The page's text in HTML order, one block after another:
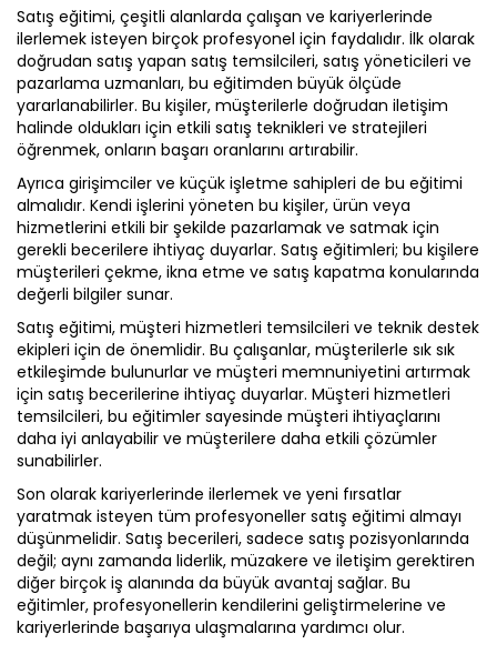
Satış eğitimi, çeşitli alanlarda çalışan ve kariyerlerinde
ilerlemek isteyen birçok profesyonel için faydalıdır. İlk olarak
doğrudan satış yapan satış temsilcileri, satış yöneticileri ve
pazarlama uzmanları, bu eğitimden büyük ölçüde
yararlanabilirler. Bu kişiler, müşterilerle doğrudan iletişim
halinde oldukları için etkili satış teknikleri ve stratejileri
öğrenmek, onların başarı oranlarını artırabilir.
Ayrıca girişimciler ve küçük işletme sahipleri de bu eğitimi
almalıdır. Kendi işlerini yöneten bu kişiler, ürün veya
hizmetlerini etkili bir şekilde pazarlamak ve satmak için
gerekli becerilere ihtiyaç duyarlar. Satış eğitimleri; bu kişilere
müşterileri çekme, ikna etme ve satış kapatma konularında
değerli bilgiler sunar.
Satış eğitimi, müşteri hizmetleri temsilcileri ve teknik destek
ekipleri için de önemlidir. Bu çalışanlar, müşterilerle sık sık
etkileşimde bulunurlar ve müşteri memnuniyetini artırmak
için satış becerilerine ihtiyaç duyarlar. Müşteri hizmetleri
temsilcileri, bu eğitimler sayesinde müşteri ihtiyaçlarını
daha iyi anlayabilir ve müşterilere daha etkili çözümler
sunabilirler.
Son olarak kariyerlerinde ilerlemek ve yeni fırsatlar
yaratmak isteyen tüm profesyoneller satış eğitimi almayı
düşünmelidir. Satış becerileri, sadece satış pozisyonlarında
değil; aynı zamanda liderlik, müzakere ve iletişim gerektiren
diğer birçok iş alanında da büyük avantaj sağlar. Bu
eğitimler, profesyonellerin kendilerini geliştirmelerine ve
kariyerlerinde başarıya ulaşmalarına yardımcı olur.